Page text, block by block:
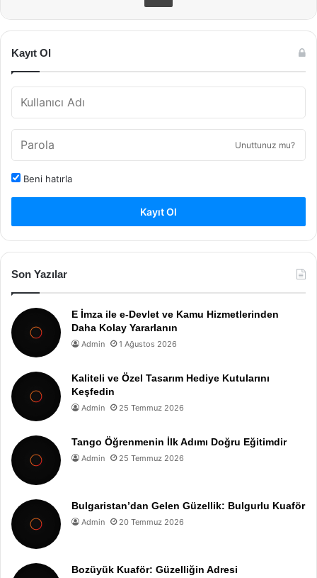
Kayıt Ol
Unuttunuz mu?
Beni hatırla
Kayıt Ol
Son Yazılar
E İmza ile e-Devlet ve Kamu Hizmetlerinden
Daha Kolay Yararlanın
Admin 1 Ağustos 2026
Kaliteli ve Özel Tasarım Hediye Kutularını
Keşfedin
Admin 25 Temmuz 2026
Tango Öğrenmenin İlk Adımı Doğru Eğitimdir
Admin 25 Temmuz 2026
Bulgaristan’dan Gelen Güzellik: Bulgurlu Kuaför
Admin 20 Temmuz 2026
Bozüyük Kuaför: Güzelliğin Adresi